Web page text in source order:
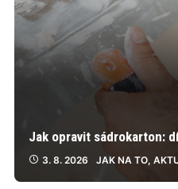
Jak opravit sádrokarton:
3. 8. 2026 JAK NA TO,